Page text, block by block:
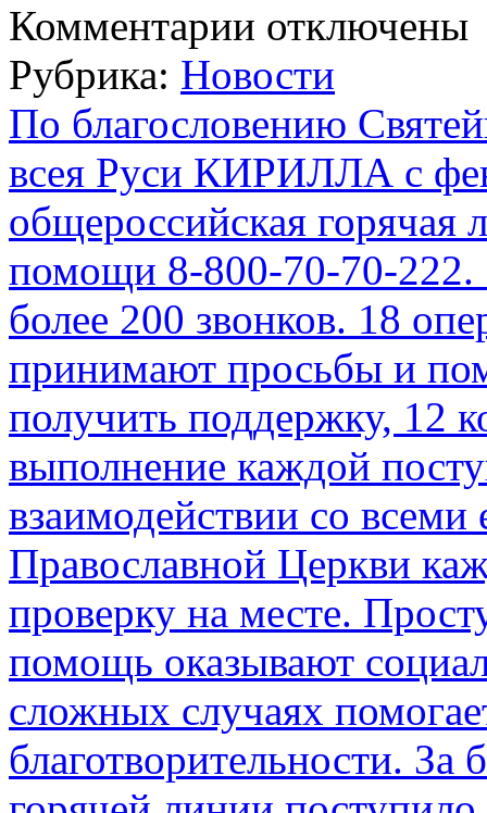
Комментарии записи
2-
я
приуготовительная
седмица
к
Великому
посту.
вселенских
учителей
и
святителей
Великого,
Григо́рия
Богослова
и
Златоустого
отключены
Рубрика: Новости
По благословению
всея Руси КИРИЛЛА с
общероссийская горячая
помощи 8-800-70-70-222.
более 200 звонков. 18
принимают просьбы и
получить поддержку, 12
выполнение каждой
взаимодействии со
Православной Церкви
проверку на месте.
помощь оказывают
сложных случаях
благотворительности. За